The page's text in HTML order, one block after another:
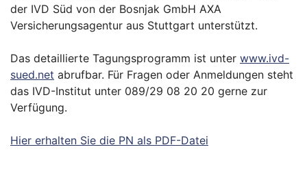
der IVD Süd von der Bosnjak GmbH AXA
Versicherungsagentur aus Stuttgart unterstützt.
Das detaillierte Tagungsprogramm ist unter www.ivd-
sued.net abrufbar. Für Fragen oder Anmeldungen steht
das IVD-Institut unter 089/29 08 20 20 gerne zur
Verfügung.
Hier erhalten Sie die PN als PDF-Datei